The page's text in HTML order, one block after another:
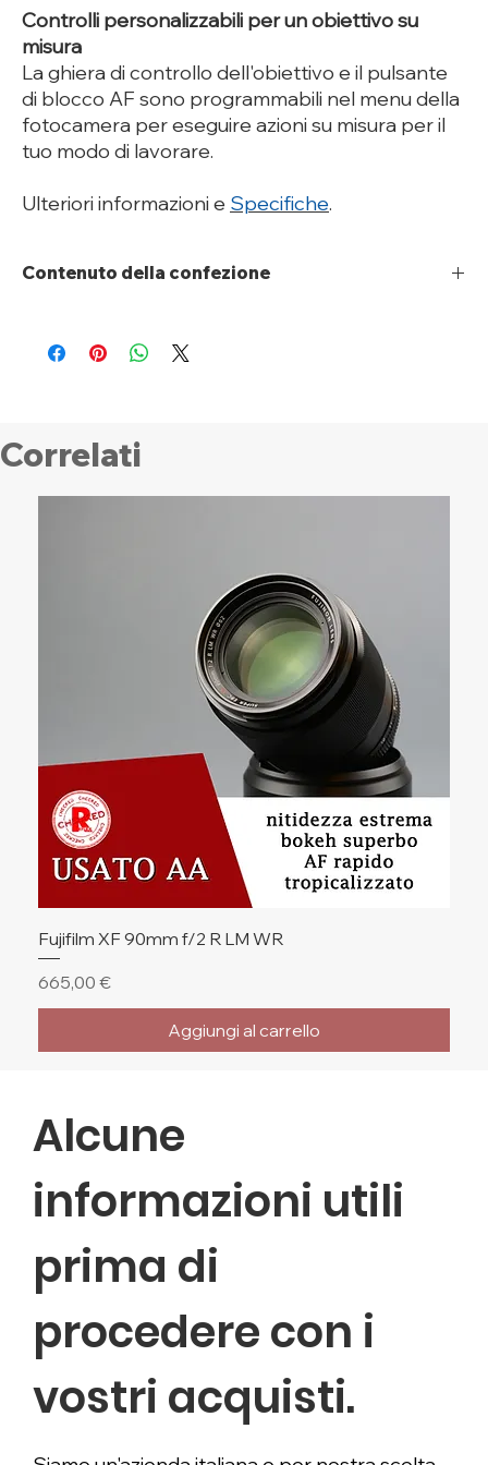
Controlli personalizzabili per un obiettivo su
misura
La ghiera di controllo dell'obiettivo e il pulsante
di blocco AF sono programmabili nel menu della
fotocamera per eseguire azioni su misura per il
tuo modo di lavorare.
Ulteriori informazioni e Specifiche.
Contenuto della confezione
Tappo posteriore per obiettivo RF
Custodia per obiettivo 10-20
Alcune
informazioni utili
prima di
procedere con i
vostri acquisti.
Fujifilm XF 90mm f/2 R LM WR
Prezzo
665,00 €
Aggiungi al carrello
Correlati